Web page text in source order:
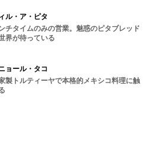
ル・ア・ピタ
チタイムのみの営業。魅惑のピタブレッド
界が待っている
ョール・タコ
製トルティーヤで本格的メキシコ料理に触